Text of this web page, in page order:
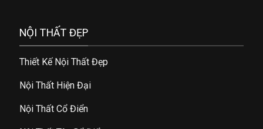
NỘI THẤT ĐẸP
Thiết Kế Nội Thất Đẹp
Nội Thất Hiện Đại
Nội Thất Cổ Điển